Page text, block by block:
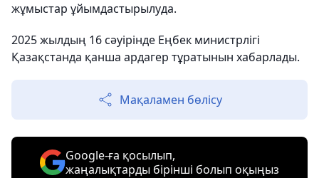
жұмыстар ұйымдастырылуда.
2025 жылдың 16 сәуірінде Еңбек министрлігі
Қазақстанда қанша ардагер тұратынын хабарлады.
Мақаламен бөлісу
Google-ға қосылып,
жаңалықтарды бірінші болып оқыңыз